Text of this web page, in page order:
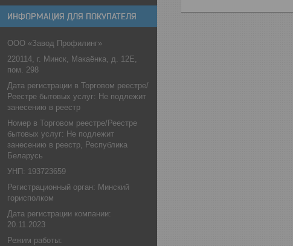
ИНФОРМАЦИЯ ДЛЯ ПОКУПАТЕЛЯ
ООО «Завод Профилинг»
220114, г. Минск, Макаёнка, д. 12Е,
пом. 298
Дата регистрации в Торговом реестре/
Реестре бытовых услуг: Не подлежит
занесению в реестр
Номер в Торговом реестре/Реестре
бытовых услуг: Не подлежит
занесению в реестр, Республика
Беларусь
УНП: 193723659
Регистрационный орган: Минский
горисполком
Дата регистрации компании:
20.11.2023
Режим работы: